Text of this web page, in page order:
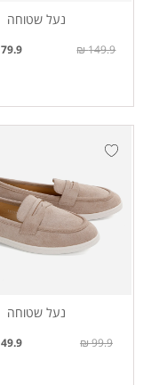
נעל שטוחה
79.9 ₪ 149.9 ₪
נעל שטוחה
49.9 ₪ 99.9 ₪